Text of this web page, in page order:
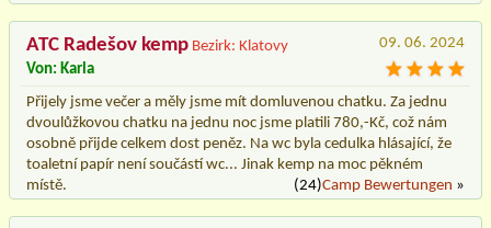
ATC Radešov kemp Bezirk: Klatovy
09. 06. 2024
Von: Karla
Přijely jsme večer a měly jsme mít domluvenou chatku. Za jednu
dvoulůžkovou chatku na jednu noc jsme platili 780,-Kč, což nám
osobně přijde celkem dost peněz. Na wc byla cedulka hlásající, že
toaletní papír není součástí wc... Jinak kemp na moc pěkném
místě.
(24)Camp Bewertungen »